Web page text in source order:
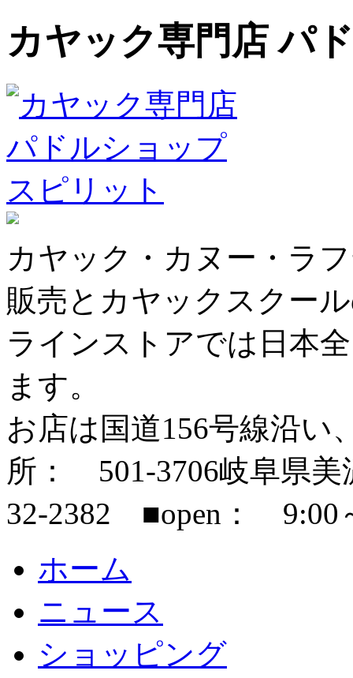
カヤック専門店 パ
カヤック・カヌー・ラ
販売とカヤックスクー
ラインストアでは日本
ます。
お店は国道156号線沿
所： 501-3706岐阜県
32-2382 ■open： 9:00
ホーム
ニュース
ショッピング